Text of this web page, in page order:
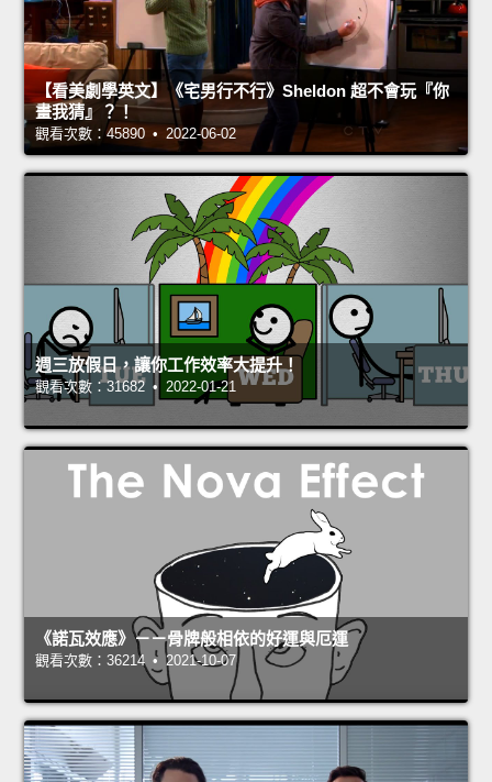
【看美劇學英文】《宅男行不行》Sheldon 超不會玩『你
畫我猜』？！
觀看次數：45890 • 2022-06-02
週三放假日，讓你工作效率大提升！
觀看次數：31682 • 2022-01-21
《諾瓦效應》－－骨牌般相依的好運與厄運
觀看次數：36214 • 2021-10-07